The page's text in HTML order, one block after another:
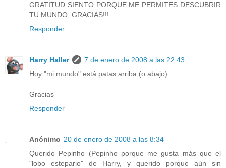
GRATITUD SIENTO PORQUE ME PERMITES DESCUBRIR
TU MUNDO, GRACIAS!!!
Responder
Harry Haller
7 de enero de 2008 a las 22:43
Hoy "mi mundo" está patas arriba (o abajo)
Gracias
Responder
Anónimo 20 de enero de 2008 a las 8:34
Querido Pepinho (Pepinho porque me gusta más que el
"lobo estepario" de Harry, y querido porque aún sin